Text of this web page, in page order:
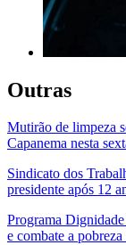
Outras
Mutirão de limpeza
Capanema nesta
Sindicato dos
presidente após 12
Programa
e combate a